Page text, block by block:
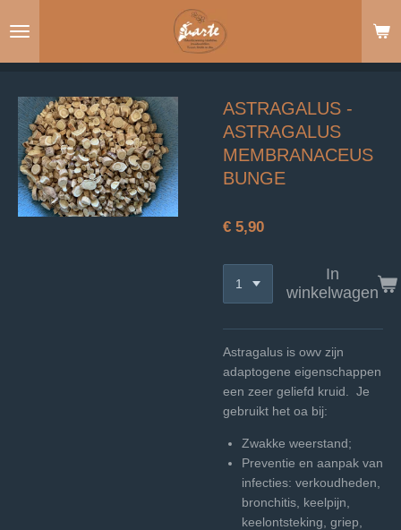
direct
hoofdinhoud
ASTRAGALUS -
ASTRAGALUS
MEMBRANACEUS
BUNGE
€ 5,90
In
winkelwagen
Astragalus is owv zijn
adaptogene eigenschappen
een zeer geliefd kruid. Je
gebruikt het oa bij:
Zwakke weerstand;
Preventie en aanpak van
infecties: verkoudheden,
bronchitis, keelpijn,
keelontsteking, griep,